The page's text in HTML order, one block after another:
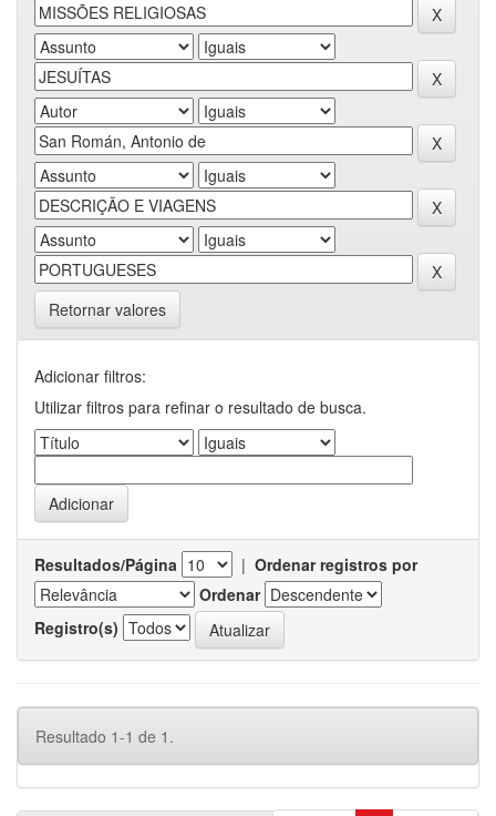
Retornar valores
Adicionar filtros:
Utilizar filtros para refinar o resultado de busca.
Resultados/Página | Ordenar registros por
Ordenar
Registro(s)
Resultado 1-1 de 1.